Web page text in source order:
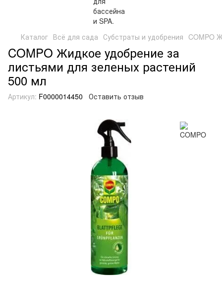
Каталог Всё для сада Субстраты и удобрения COMPO
COMPO Жидкое удобрение за
листьями для зеленых растений
500 мл
Артикул: F0000014450 Оставить отзыв